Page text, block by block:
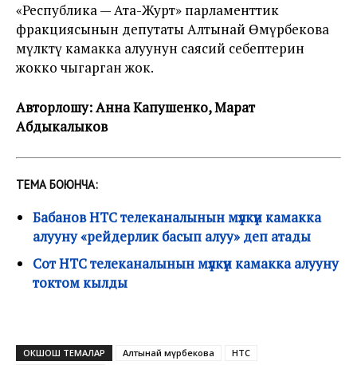
«Республика — Ата-Журт» парламенттик
фракциясынын депутаты Алтынай Өмүрбекова
мүлктү камакка алуунун саясий себептерин
жокко чыгарган жок.
Авторлошу:Анна Капушенко,Марат
Абдыкалыков
ТЕМА БОЮНЧА:
Бабанов НТС телеканалынын мүлкүн камакка
алууну «рейдерлик басып алуу» деп атады
Сот НТС телеканалынын мүлкүн камакка алууну
токтом кылды
ОКШОШ ТЕМАЛАР Алтынай Өмүрбекова
НТС